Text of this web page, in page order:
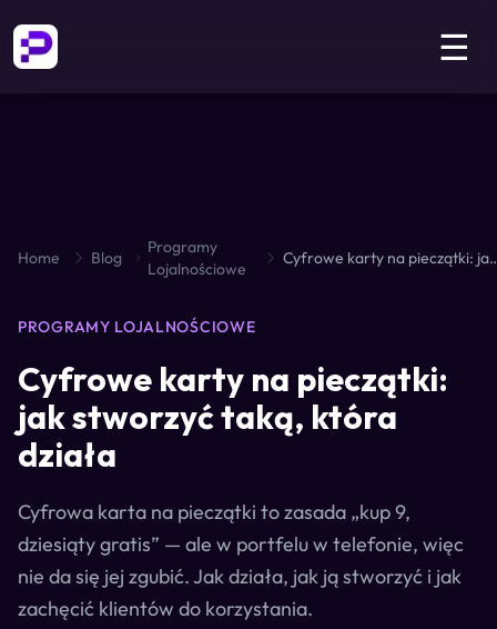
☰
Home Blog
Programy
Lojalnościowe
Cyfrowe karty na
PROGRAMY LOJALNOŚCIOWE
Cyfrowe karty na pieczątki:
jak stworzyć taką, która
działa
Cyfrowa karta na pieczątki to zasada „kup 9,
dziesiąty gratis” — ale w portfelu w telefonie, więc
nie da się jej zgubić. Jak działa, jak ją stworzyć i jak
zachęcić klientów do korzystania.